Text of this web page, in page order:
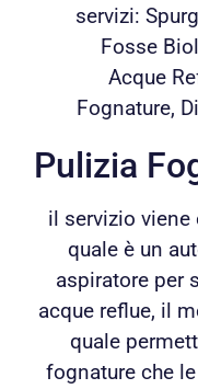
servizi:
Fosse
Acque
Fognature,
Pulizia
il servizio
quale è un
aspiratore per
acque reflue, il
quale
fognature che